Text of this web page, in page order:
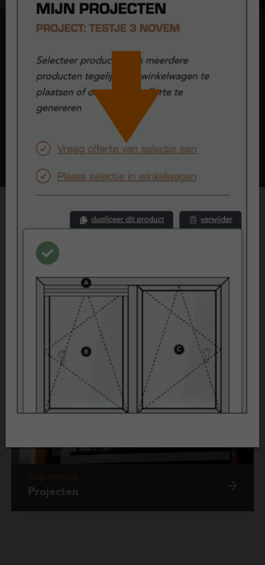
Bij kozijnen en raamwerken noemen we de onderkant van het
kunststof kozijn dat aan de grond grenst 'de onderdorpel'. Bij
Kunststofkozijn.nl kun je kiezen uit 2 typen onderdorpels:
doorlopend kader of composiet.
Lees meer
Beoordelingen
Klantenvertellen
Referenties
Projecten